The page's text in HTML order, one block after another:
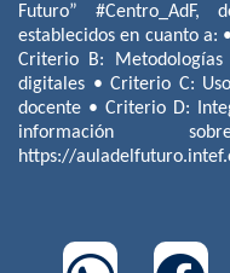
Futuro” #Centro_AdF,
establecidos en cuanto a:
Criterio B:
digitales • Criterio C:
docente • Criterio D:
información
https://